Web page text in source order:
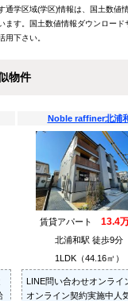
通学区域(学区)情報は、国土数
ます。国土数値情報ダウンロー
用下さい。
物件
Noble raffiner北浦
賃貸アパート 13.4
北浦和駅 徒歩9分
1LDK（44.16㎡）
LINE問い合わせオンライ
オンライン契約実施中人